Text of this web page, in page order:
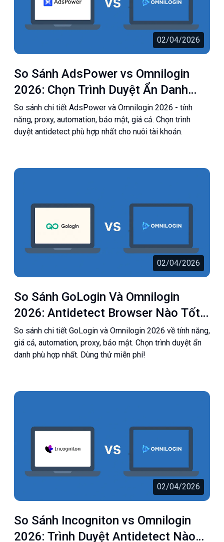
02/04/2026
So Sánh AdsPower vs Omnilogin
2026: Chọn Trình Duyệt Ẩn Danh
Nào Tốt Nhất?
So sánh chi tiết AdsPower và Omnilogin 2026 - tính
năng, proxy, automation, bảo mật, giá cả. Chọn trình
duyệt antidetect phù hợp nhất cho nuôi tài khoản.
02/04/2026
So Sánh GoLogin Và Omnilogin
2026: Antidetect Browser Nào Tốt
Hơn?
So sánh chi tiết GoLogin và Omnilogin 2026 về tính năng,
giá cả, automation, proxy, bảo mật. Chọn trình duyệt ẩn
danh phù hợp nhất. Dùng thử miễn phí!
02/04/2026
So Sánh Incogniton vs Omnilogin
2026: Trình Duyệt Antidetect Nào